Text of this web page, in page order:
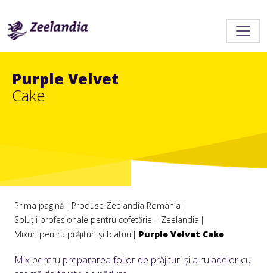
Purple Velvet
Cake
Prima pagină
Produse Zeelandia România
Soluții profesionale pentru cofetărie – Zeelandia
Mixuri pentru prăjituri și blaturi
Purple Velvet Cake
Mix pentru prepararea foilor de prăjituri și a ruladelor cu